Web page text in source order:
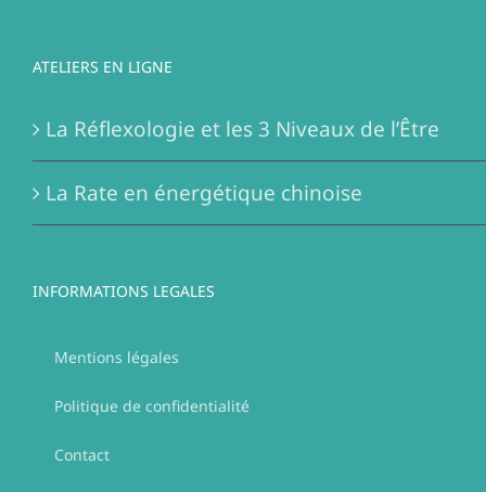
ATELIERS EN LIGNE
La Réflexologie et les 3 Niveaux de l’Être
La Rate en énergétique chinoise
INFORMATIONS LEGALES
Mentions légales
Politique de confidentialité
Contact